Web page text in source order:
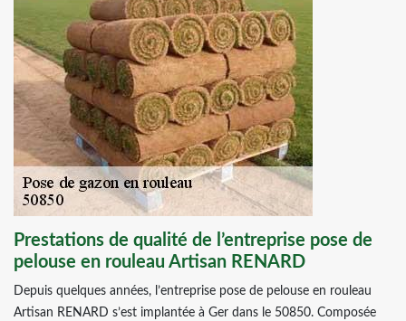
Prestations de qualité de l’entreprise pose de
pelouse en rouleau Artisan RENARD
Depuis quelques années, l’entreprise pose de pelouse en rouleau
Artisan RENARD s’est implantée à Ger dans le 50850. Composée